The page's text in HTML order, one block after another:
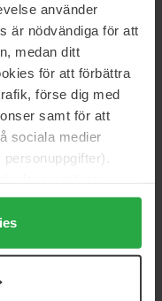
använder
är nödvändiga för att
medan ditt
för att förbättra
förse dig med
samt för att
sociala medier
accepterar du
kan anpassa
som helst återkalla
GAULTIER
GAULTIER